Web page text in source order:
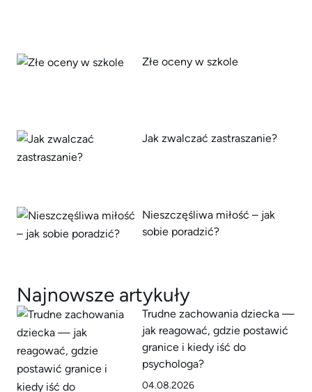
Złe oceny w szkole
Jak zwalczać zastraszanie?
Nieszczęśliwa miłość – jak
sobie poradzić?
Najnowsze artykuły
Trudne zachowania dziecka —
jak reagować, gdzie postawić
granice i kiedy iść do
psychologa?
04.08.2026